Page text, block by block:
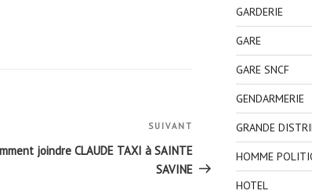
suivant
SUIVANT
joindre CLAUDE TAXI à SAINTE
SAVINE
GARDERIE
GARE
GARE SNCF
GENDARMERIE
GRANDE
HOMME
HOTEL